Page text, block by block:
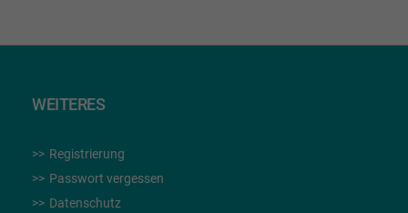
WEITERES
Registrierung
Passwort vergessen
Datenschutz